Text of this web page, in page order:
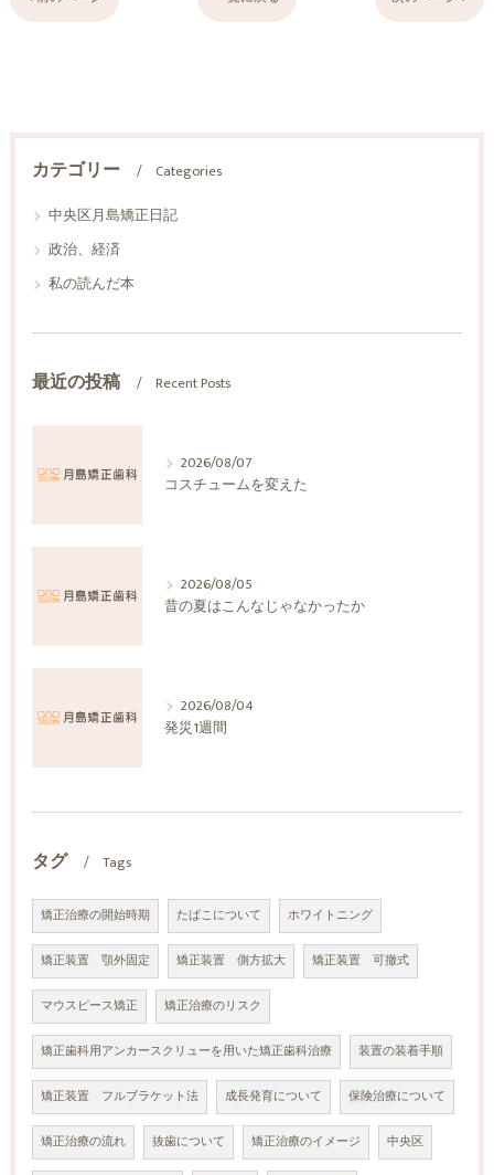
カテゴリー
Categories
中央区月島矯正日記
政治、経済
私の読んだ本
最近の投稿 Recent Posts
2026/08/07
コスチュームを変えた
2026/08/05
昔の夏はこんなじゃなかったか
2026/08/04
発災1週間
タグ Tags
矯正治療の開始時期 たばこについて ホワイトニング
矯正装置 顎外固定 矯正装置 側方拡大 矯正装置 可撤式
マウスピース矯正 矯正治療のリスク
矯正歯科用アンカースクリューを用いた矯正歯科治療 装置の装着手順
矯正装置 フルブラケット法 成長発育について 保険治療について
矯正治療の流れ 抜歯について 矯正治療のイメージ 中央区